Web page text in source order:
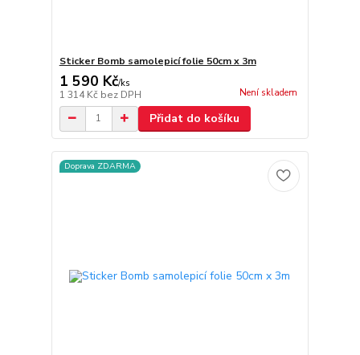
Sticker Bomb samolepicí folie 50cm x 3m
1 590 Kč/ks
1 314 Kč bez DPH Není skladem
Přidat do košíku
Doprava ZDARMA